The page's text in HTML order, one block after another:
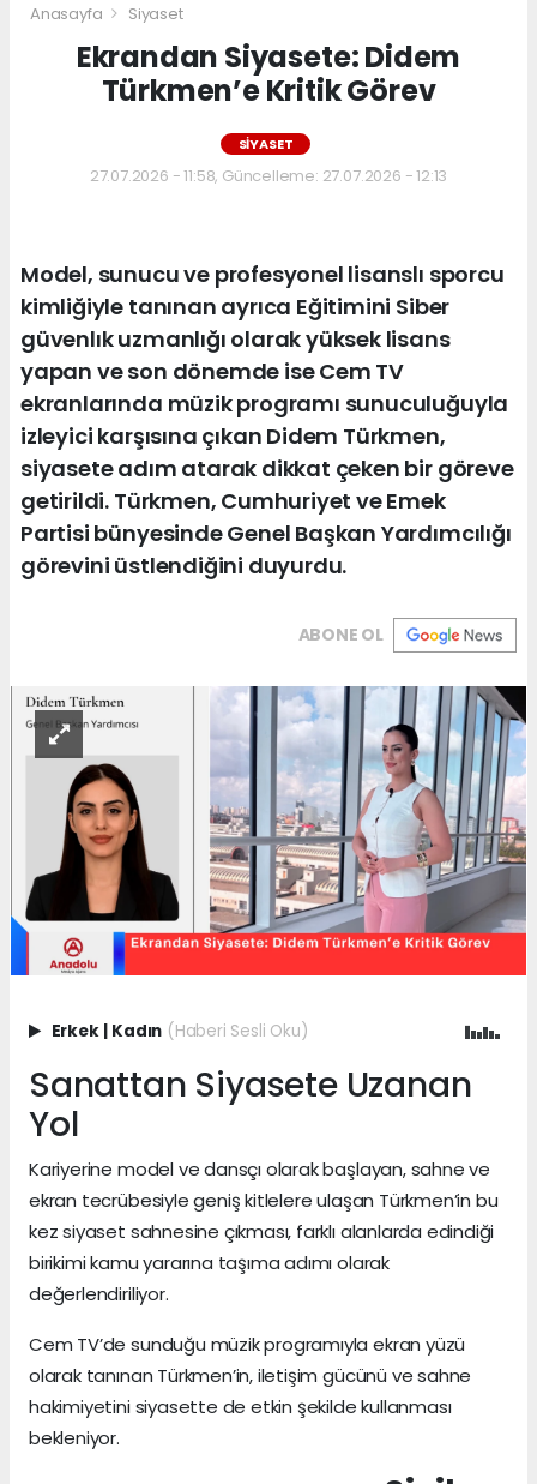
Anasayfa Siyaset
Ekrandan Siyasete: Didem
Türkmen’e Kritik Görev
SIYASET
27.07.2026 - 11:58, Güncelleme: 27.07.2026 - 12:13
Model, sunucu ve profesyonel lisanslı sporcu
kimliğiyle tanınan ayrıca Eğitimini Siber
güvenlık uzmanlığı olarak yüksek lisans
yapan ve son dönemde ise Cem TV
ekranlarında müzik programı sunuculuğuyla
izleyici karşısına çıkan Didem Türkmen,
siyasete adım atarak dikkat çeken bir göreve
getirildi. Türkmen, Cumhuriyet ve Emek
Partisi bünyesinde Genel Başkan Yardımcılığı
görevini üstlendiğini duyurdu.
ABONE OL
Erkek Kadın (Haberi Sesli Oku)
Sanattan Siyasete Uzanan
Yol
Kariyerine model ve dansçı olarak başlayan, sahne ve
ekran tecrübesiyle geniş kitlelere ulaşan Türkmen’in bu
kez siyaset sahnesine çıkması, farklı alanlarda edindiği
birikimi kamu yararına taşıma adımı olarak
değerlendiriliyor.
Cem TV’de sunduğu müzik programıyla ekran yüzü
olarak tanınan Türkmen’in, iletişim gücünü ve sahne
hakimiyetini siyasette de etkin şekilde kullanması
bekleniyor.